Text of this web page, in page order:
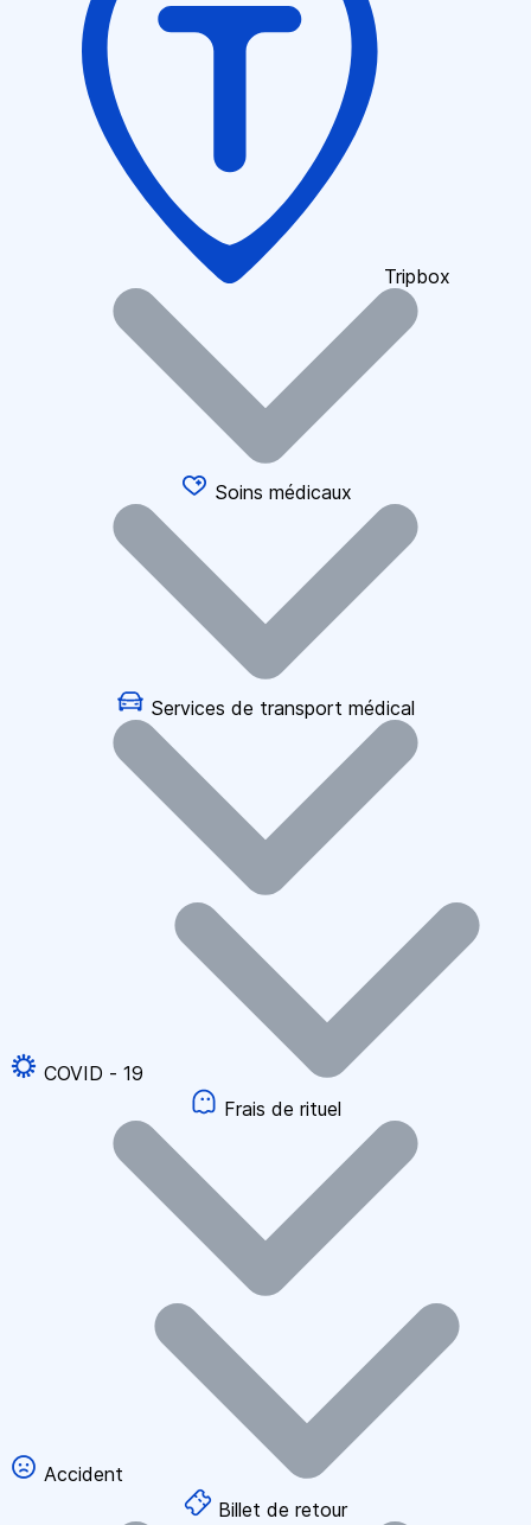
Tripbox
Soins médicaux
Services de transport médical
COVID - 19
Frais de rituel
Accident
Billet de retour